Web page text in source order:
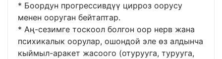
* Боордун прогрессивдүү цирроз оорусу
менен ооруган бейтаптар.
* Аң-сезимге тоскоол болгон оор нерв жана
психикалык оорулар, ошондой эле өз алдынча
кыймыл-аракет жасоого (отурууга, турууга,